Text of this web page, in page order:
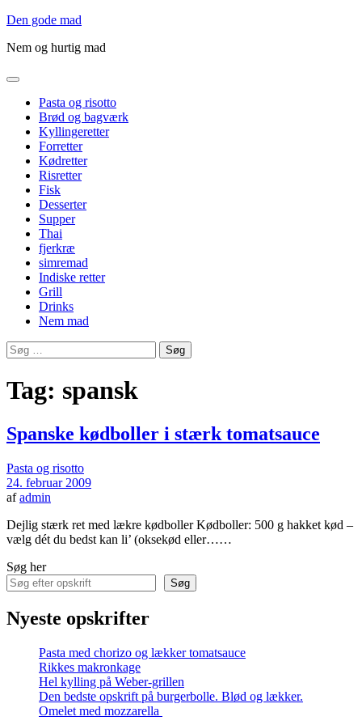
Gå
indholdet
Den gode mad
Nem og hurtig mad
Pasta og risotto
Brød og bagværk
Kyllingeretter
Forretter
Kødretter
Risretter
Fisk
Desserter
Supper
Thai
fjerkræ
simremad
Indiske retter
Grill
Drinks
Nem mad
Søg
efter:
Tag: spansk
Spanske kødboller i stærk tomatsauce
Pasta og risotto
24. februar 2009
afadmin
Dejlig stærk ret med lækre kødboller Kødboller: 500 g hakket kød –
vælg dét du bedst kan li’ (oksekød eller……
Søg her
Søg
Nyeste opskrifter
Pasta med chorizo og lækker tomatsauce
Rikkes makronkage
Hel kylling på Weber-grillen
Den bedste opskrift på burgerbolle. Blød og lækker.
Omelet med mozzarella